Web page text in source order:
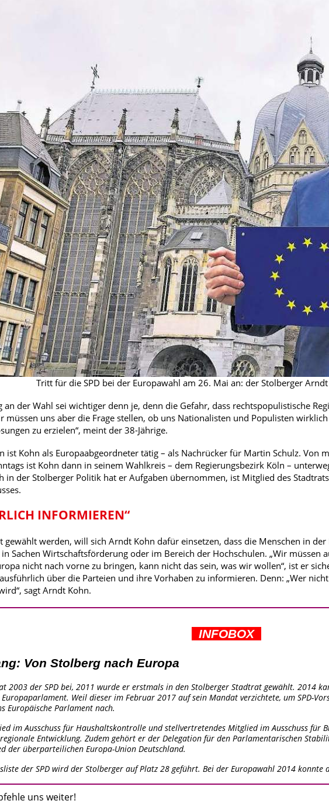
Tritt für die SPD bei der Europawahl am 26. Mai an: der Stolberger Arndt
an der Wahl sei wichtiger denn je, denn die Gefahr, dass rechtspopulistische
müssen uns aber die Frage stellen, ob uns Nationalisten und Populisten
zu erzielen“, meint der 38-Jährige.
ist Kohn als Europaabgeordneter tätig – als Nachrücker für Martin Schulz. Von
ist Kohn dann in seinem Wahlkreis – dem Regierungsbezirk Köln –
in der Stolberger Politik hat er Aufgaben übernommen, ist Mitglied des
INFORMIEREN“
gewählt werden, will sich Arndt Kohn dafür einsetzen, dass die Menschen in
Sachen Wirtschaftsförderung oder im Bereich der Hochschulen. „Wir
nicht nach vorne zu bringen, kann nicht das sein, was wir wollen“, ist er
über die Parteien und ihre Vorhaben zu informieren. Denn: „Wer
sagt Arndt Kohn.
INFOBOX
Von Stolberg nach Europa
2003 der SPD bei, 2011 wurde er erstmals in den Stolberger Stadtrat gewählt. 2014
Europaparlament. Weil dieser im Februar 2017 auf sein Mandat verzichtete, um SPD-
Europäische Parlament nach.
im Ausschuss für Haushaltskontrolle und stellvertretendes Mitglied im Ausschuss für
Entwicklung. Zudem gehört er der Delegation für den Parlamentarischen
der überparteilichen Europa-Union Deutschland.
der SPD wird der Stolberger auf Platz 28 geführt. Bei der Europawahl 2014 konnte
uns weiter!